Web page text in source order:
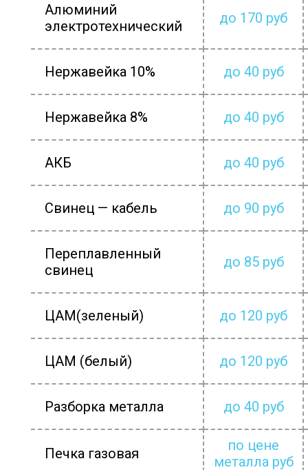
Алюминий
электротехнический
до 170 руб
Нержавейка 10% до 40 руб
Нержавейка 8% до 40 руб
АКБ до 40 руб
Свинец — кабель до 90 руб
Переплавленный
свинец
до 85 руб
ЦАМ(зеленый) до 120 руб
ЦАМ (белый) до 120 руб
Разборка металла до 40 руб
Печка газовая
по цене
металла руб